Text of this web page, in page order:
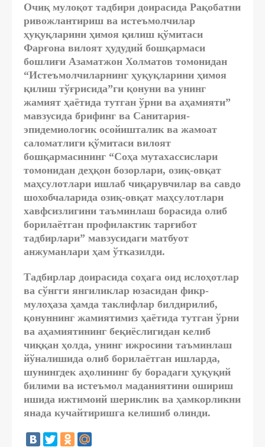
Очиқ мулоқот тадбири доирасида Рақобатни
ривожлантириш ва истеъмолчилар
ҳуқуқларини ҳимоя қилиш қўмитаси
Фарғона вилоят ҳудудий бошқармаси
бошлиғи Азаматжон Холматов томонидан
“Истеъмолчиларнинг ҳуқуқларини ҳимоя
қилиш тўғрисида”ги қонуни ва унинг
жамият ҳаётида тутган ўрни ва аҳамияти”
мавзусида брифинг ва Санитария-
эпидемиологик осойишталик ва жамоат
саломатлиги қўмитаси вилоят
бошқармасининг “Соҳа мутахассислари
томонидан деҳқон бозорлари, озиқ-овқат
маҳсулотлари ишлаб чиқарувчилар ва савдо
шохобчаларида озиқ-овқат маҳсулотлари
хавфсизлигини таъминлаш борасида олиб
борилаётган профилактик тарғибот
тадбирлари” мавзусидаги матбуот
анжуманлари ҳам ўтказилди.
Тадбирлар доирасида соҳага оид ислоҳотлар
ва сўнгги янгиликлар юзасидан фикр-
мулоҳаза ҳамда таклифлар билдирилиб,
қонуннинг жамиятимиз ҳаётида тутган ўрни
ва аҳамиятининг беқиёслигидан келиб
чиққан ҳолда, унинг ижросини таъминлаш
йўналишида олиб борилаётган ишларда,
шунингдек аҳолининг бу борадаги ҳуқуқий
билими ва истеъмол маданиятини ошириш
ишида ижтимоий шериклик ва ҳамкорликни
янада кучайтиришга келишиб олинди.